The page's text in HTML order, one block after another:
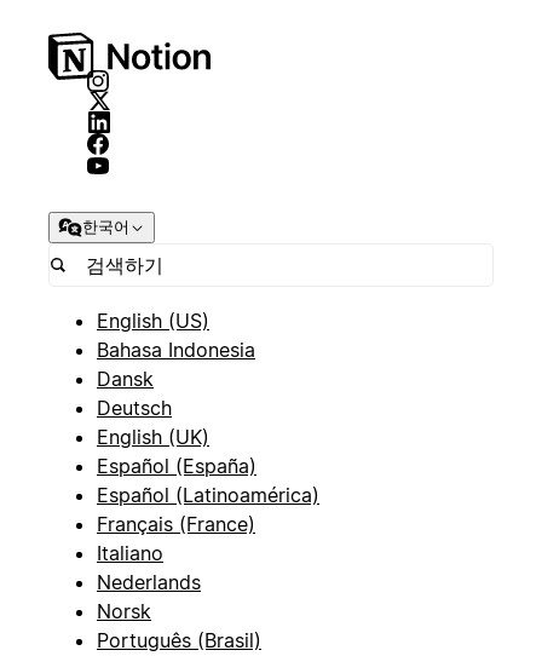
한국어
English (US)
Bahasa Indonesia
Dansk
Deutsch
English (UK)
Español (España)
Español (Latinoamérica)
Français (France)
Italiano
Nederlands
Norsk
Português (Brasil)